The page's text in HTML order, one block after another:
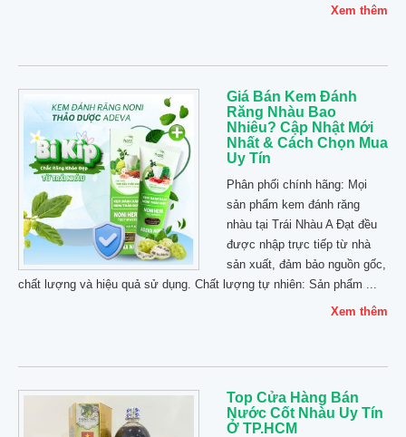
Xem thêm
Giá Bán Kem Đánh
Răng Nhàu Bao
Nhiêu? Cập Nhật Mới
Nhất & Cách Chọn Mua
Uy Tín
Phân phối chính hãng: Mọi
sản phẩm kem đánh răng
nhàu tại Trái Nhàu A Đạt đều
được nhập trực tiếp từ nhà
sản xuất, đảm bảo nguồn gốc,
chất lượng và hiệu quả sử dụng. Chất lượng tự nhiên: Sản phẩm ...
Xem thêm
Top Cửa Hàng Bán
Nước Cốt Nhàu Uy Tín
Ở TP.HCM